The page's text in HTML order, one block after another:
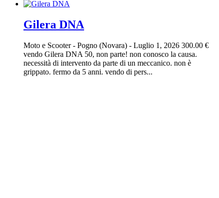
Gilera DNA
Moto e Scooter- Pogno (Novara) - Luglio 1, 2026 300.00 €
vendo Gilera DNA 50, non parte! non conosco la causa.
necessità di intervento da parte di un meccanico. non è
grippato. fermo da 5 anni. vendo di pers...